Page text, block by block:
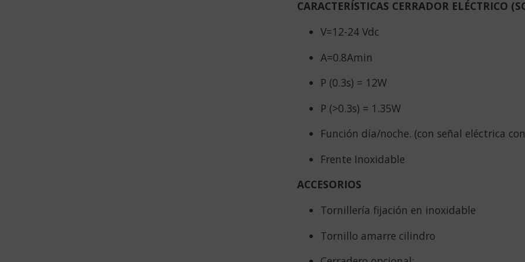
CARACTERÍSTICAS CERRADOR ELÉCTRICO
V=12-24 Vdc
A=0.8Amin
P (0.3s) = 12W
P (>0.3s) = 1.35W
Función día/noche. (con señal eléctrica
Frente Inoxidable
ACCESORIOS
Tornillería fijación en inoxidable
Tornillo amarre cilindro